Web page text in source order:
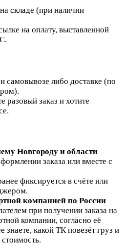
складе (при наличии
на оплату, выставленной
самовывозе либо доставке (по
разовый заказ и хотите
Новгороду и области
заказа или вместе с
фиксируется в счёте или
компанией по России
при получении заказа на
компании, согласно её
знаете, какой ТК повезёт груз и